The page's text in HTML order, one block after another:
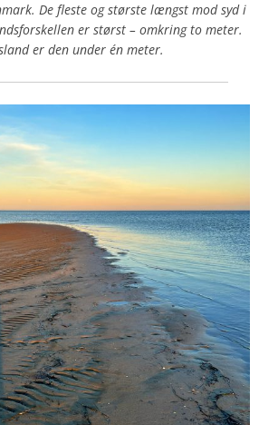
De fleste og største længst mod syd i
er størst – omkring to meter.
er den under én meter.